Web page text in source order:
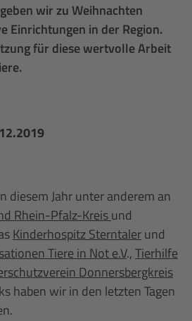
wir zu Weihnachten
Einrichtungen in der Region.
für diese wertvolle Arbeit
diesem Jahr unter anderem an
Rhein-Pfalz-Kreisund
Kinderhospitz Sterntalerund
Tiere in Not e.V.,Tierhilfe
Donnersbergkreis
haben wir in den letzten Tagen